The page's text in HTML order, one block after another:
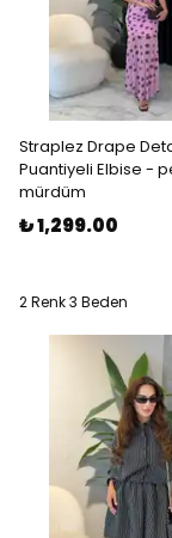
Straplez Drape
Puantiyeli Elbise -
mürdüm
₺ 1,299.00
2 Renk 3 Beden